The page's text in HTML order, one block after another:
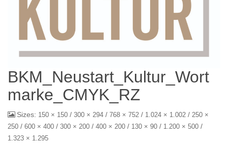
BKM_Neustart_Kultur_Wort
marke_CMYK_RZ
Sizes: 150 × 150 / 300 × 294 / 768 × 752 / 1.024 × 1.002 / 250 ×
250 / 600 × 400 / 300 × 200 / 400 × 200 / 130 × 90 / 1.200 × 500 /
1.323 × 1.295